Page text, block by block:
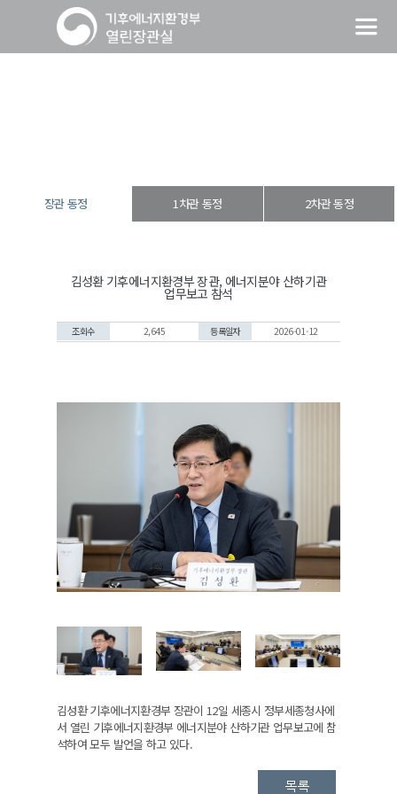
장관 동정 1차관 동정 2차관 동정
김성환 기후에너지환경부 장관, 에너지분야 산하기관
업무보고 참석
조회수 2,645 등록일자 2026-01-12
김성환 기후에너지환경부 장관이 12일 세종시 정부세종청사에
서 열린 기후에너지환경부 에너지분야 산하기관 업무보고에 참
석하여 모두 발언을 하고 있다.